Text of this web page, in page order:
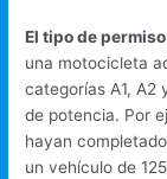
El tipo de permiso
una motocicleta
categorías A1, A2
de potencia. Por
hayan
un vehículo de